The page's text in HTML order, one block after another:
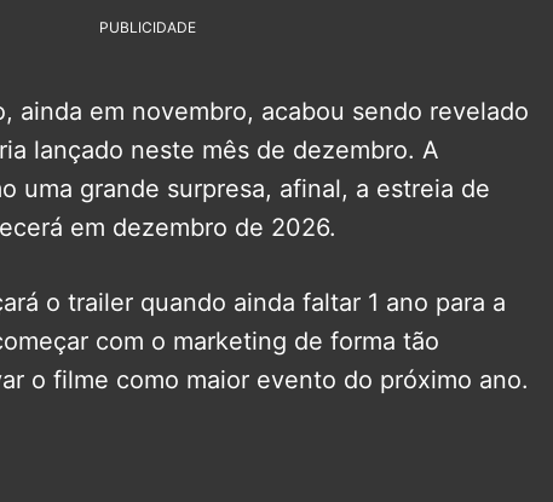
PUBLICIDADE
ainda em novembro, acabou sendo revelado
lançado neste mês de dezembro. A
uma grande surpresa, afinal, a estreia de
em dezembro de 2026.
o trailer quando ainda faltar 1 ano para a
com o marketing de forma tão
o filme como maior evento do próximo ano.